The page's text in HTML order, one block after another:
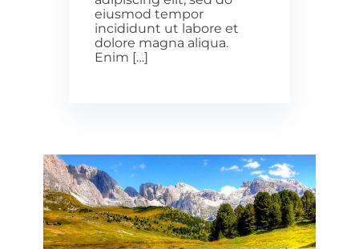
eiusmod tempor
incididunt ut labore et
dolore magna aliqua.
Enim […]